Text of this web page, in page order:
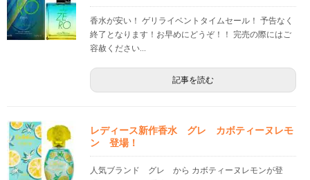
香水が安い！ ゲリライベントタイムセール！ 予告なく
終了となります！お早めにどうぞ！！ 完売の際にはご
容赦ください...
記事を読む
レディース新作香水 グレ カボティーヌレモ
ン 登場！
人気ブランド グレ から カボティーヌレモンが登